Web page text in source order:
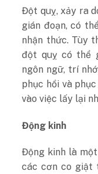
Đột quỵ, xảy ra
gián đoạn, có
nhận thức. Tùy
đột quỵ có thể
ngôn ngữ, trí
phục hồi và
vào việc lấy lại
Động kinh
Động kinh là
các cơn co giật